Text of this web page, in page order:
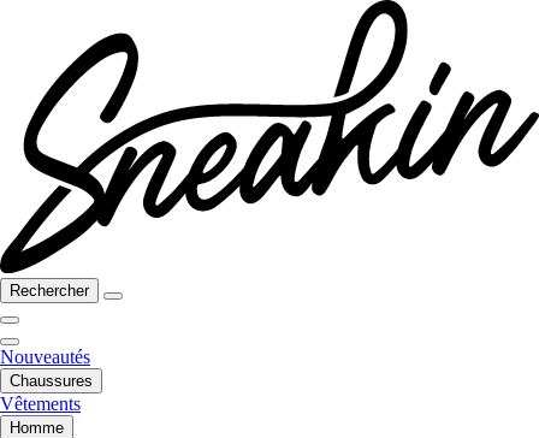
Rechercher
Nouveautés
Chaussures
Vêtements
Homme